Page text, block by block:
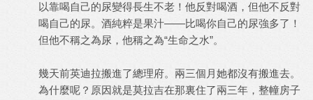
以靠喝自己的尿變得長生不老！他反對喝酒，但他不反對
喝自己的尿。酒純粹是果汁——比喝你自己的尿強多了！
但他不稱之為尿，他稱之為“生命之水”。
幾天前英迪拉搬進了總理府。兩三個月她都沒有搬進去。
為什麼呢？原因就是莫拉吉在那裏住了兩三年，整幢房子